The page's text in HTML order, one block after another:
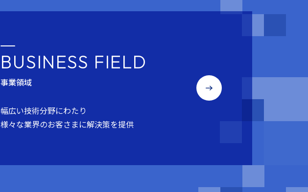
BUSINESS FIELD
事業領域
幅広い技術分野にわたり
様々な業界のお客さまに解決策を提供